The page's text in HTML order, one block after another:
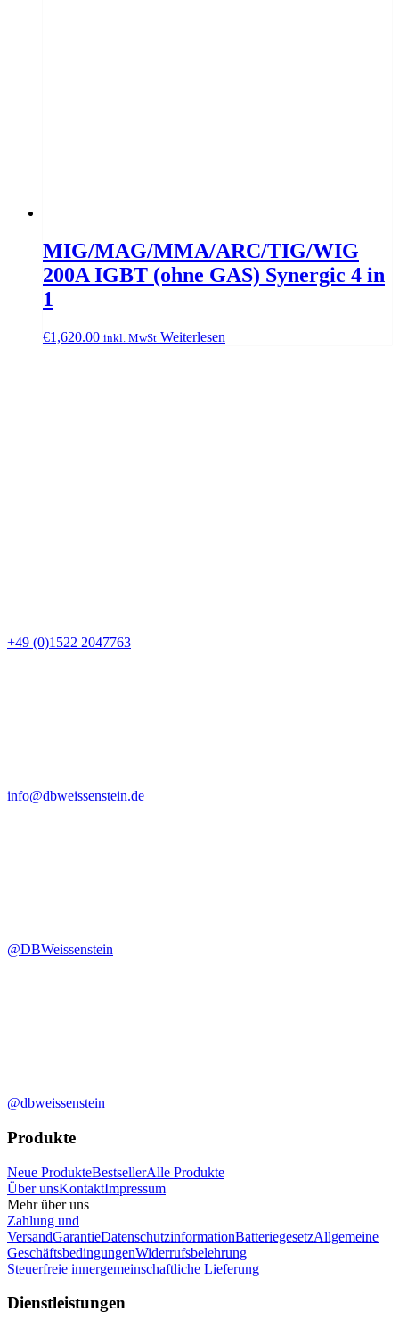
MIG/MAG/MMA/ARC/TIG/WIG
200A IGBT (ohne GAS) Synergic 4 in
1
€1,620.00 inkl. MwSt Weiterlesen
+49 (0)1522 2047763
info@dbweissenstein.de
@DBWeissenstein
@dbweissenstein
Produkte
Neue ProdukteBestsellerAlle Produkte
Über unsKontaktImpressum
Mehr über uns
Zahlung und
VersandGarantieDatenschutzinformationBatteriegesetzAllgemeine
GeschäftsbedingungenWiderrufsbelehrung
Steuerfreie innergemeinschaftliche Lieferung
Dienstleistungen